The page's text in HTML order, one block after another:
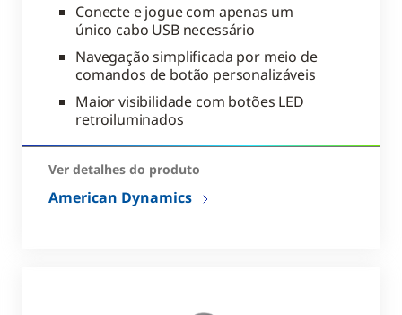
Conecte e jogue com apenas um
único cabo USB necessário
Navegação simplificada por meio de
comandos de botão personalizáveis
Maior visibilidade com botões LED
retroiluminados
Ver detalhes do produto
American Dynamics